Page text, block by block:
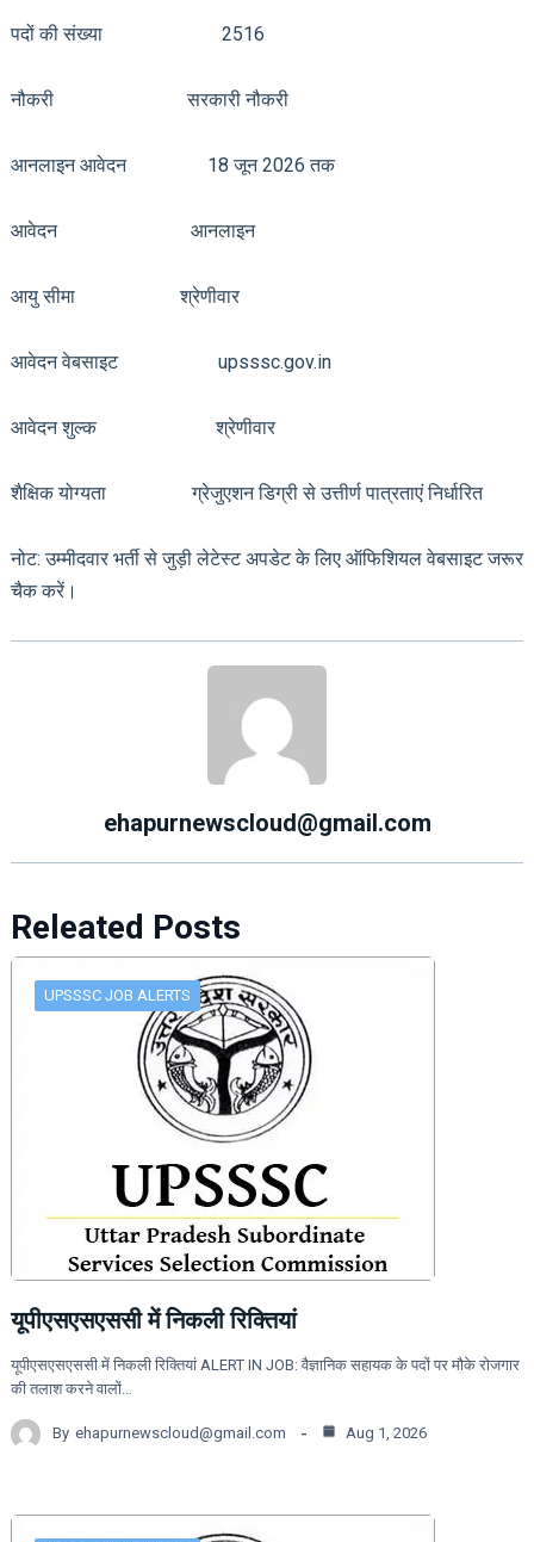
पदों की संख्या 2516
नौकरी सरकारी नौकरी
आनलाइन आवेदन 18 जून 2026 तक
आवेदन आनलाइन
आयु सीमा श्रेणीवार
आवेदन वेबसाइट upsssc.gov.in
आवेदन शुल्क श्रेणीवार
शैक्षिक योग्यता ग्रेजुएशन डिग्री से उत्तीर्ण पात्रताएं निर्धारित
नोट: उम्मीदवार भर्ती से जुड़ी लेटेस्ट अपडेट के लिए ऑफिशियल वेबसाइट जरूर
चैक करें।
ehapurnewscloud@gmail.com
Releated Posts
UPSSSC JOB ALERTS
यूपीएसएसएससी में निकली रिक्तियां
यूपीएसएसएससी में निकली रिक्तियां ALERT IN JOB: वैज्ञानिक सहायक के पदों पर मौके रोजगार
की तलाश करने वालों…
By ehapurnewscloud@gmail.com Aug 1, 2026